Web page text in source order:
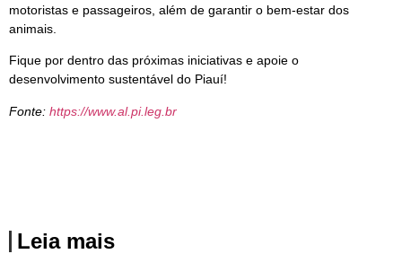
motoristas e passageiros, além de garantir o bem-estar dos
animais.
Fique por dentro das próximas iniciativas e apoie o
desenvolvimento sustentável do Piauí!
Fonte: https://www.al.pi.leg.br
Leia mais